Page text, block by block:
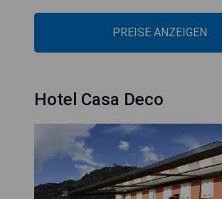
PREISE ANZEIGEN
Hotel Casa Deco